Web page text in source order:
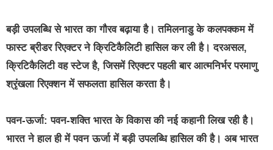
बड़ी उपलब्धि से भारत का गौरव बढ़ाया है। तमिलनाडु के कलपक्कम में
फास्ट ब्रीडर रिएक्टर ने क्रिटिकैलिटी हासिल कर ली है। दरअसल,
क्रिटिकैलिटी वह स्टेज है, जिसमें रिएक्टर पहली बार आत्मनिर्भर परमाणु
श्रृंखला रिएक्शन में सफलता हासिल करता है।
पवन-ऊर्जा: पवन-शक्ति भारत के विकास की नई कहानी लिख रही है।
भारत ने हाल ही में पवन ऊर्जा में बड़ी उपलब्धि हासिल की है। अब भारत